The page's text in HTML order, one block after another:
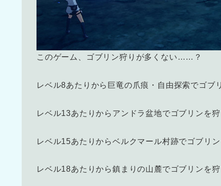
このゲーム、ゴブリン狩りが多くない……？
レベル8あたりから巨竜の爪痕・自由探索でゴブ
レベル13あたりからアンドラ盆地でゴブリンを
レベル15あたりからベルクマール村跡でゴブリ
レベル18あたりから鎮まりの山麓でゴブリンを